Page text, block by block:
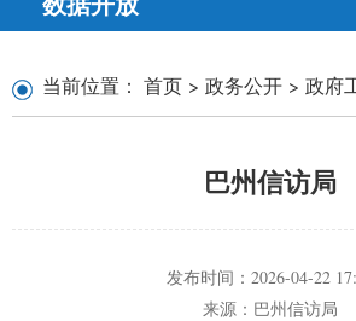
当前位置： 首页 > 政务公开 > 政府
巴州信访局
发布时间： 2026-04-22
来源： 巴州信访局